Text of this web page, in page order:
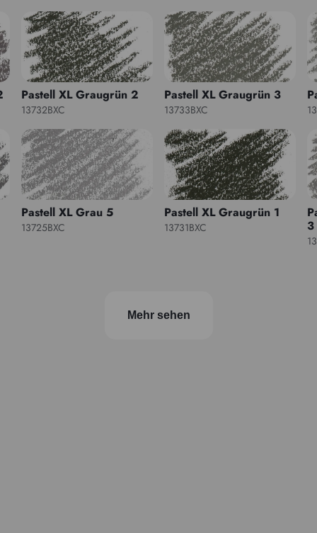
Pastell XL Graugrün 2
13732BXC
Pastell XL Graugrün 3
13733BXC
Pastell XL Grau 5
13725BXC
Pastell XL Graugrün 1
13731BXC
3
Mehr sehen